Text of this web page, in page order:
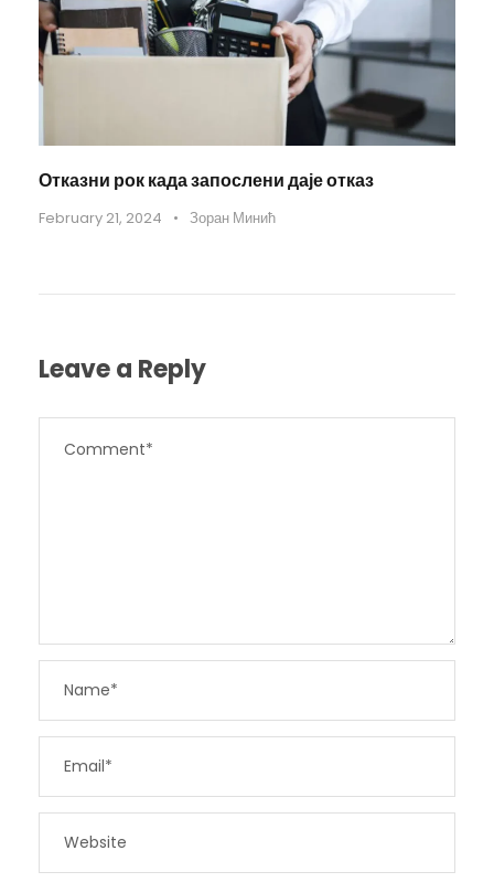
Отказни рок када запослени даје отказ
February 21, 2024 • Зоран Минић
Leave a Reply